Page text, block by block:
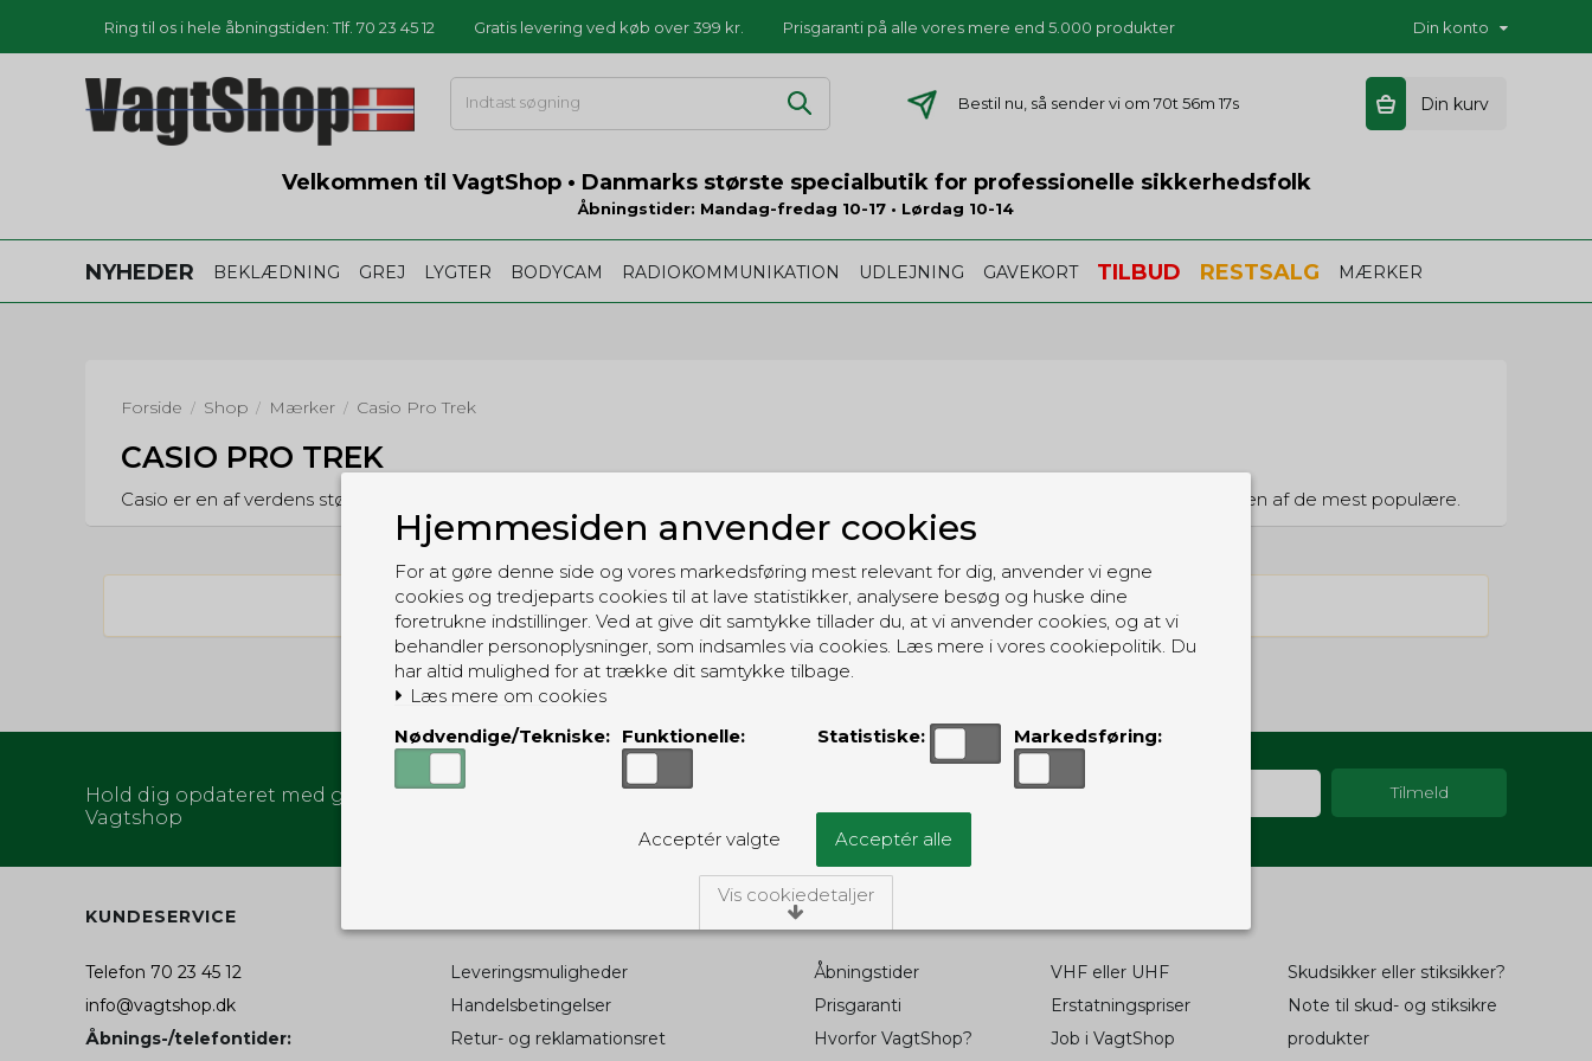
Ring til os i hele åbningstiden: Tlf. 70 23 45 12 Gratis levering ved køb over 399 kr. Prisgaranti på alle vores mere end 5.000 produkter Din konto
Bestil nu, så sender vi om 70t 56m 17s Din kurv
Velkommen til VagtShop • Danmarks største specialbutik for professionelle sikkerhedsfolk
Åbningstider: Mandag-fredag 10-17 • Lørdag 10-14
NYHEDER BEKLÆDNING GREJ LYGTER BODYCAM RADIOKOMMUNIKATION UDLEJNING GAVEKORT TILBUD RESTSALG MÆRKER
Forside / Shop / Mærker / Casio Pro Trek
CASIO PRO TREK
Casio er en af verdens største elektronikproducenter og har gennem mange år produceret armbåndsure, hvor Pro Trek serien er en af de mest populære.
Ingen produkter fundet.
Hold dig opdateret med gode tilbud og nyheder fra
Vagtshop
KUNDESERVICE
Telefon 70 23 45 12
info@vagtshop.dk
Åbnings-/telefontider:
Leveringsmuligheder
Handelsbetingelser
Retur- og reklamationsret
Åbningstider
Prisgaranti
Hvorfor VagtShop?
VHF eller UHF
Erstatningspriser
Job i VagtShop
Skudsikker eller stiksikker?
Note til skud- og stiksikre
produkter
Hjemmesiden anvender cookies
For at gøre denne side og vores markedsføring mest relevant for dig, anvender vi egne
cookies og tredjeparts cookies til at lave statistikker, analysere besøg og huske dine
foretrukne indstillinger. Ved at give dit samtykke tillader du, at vi anvender cookies, og at vi
behandler personoplysninger, som indsamles via cookies. Læs mere i vores cookiepolitik. Du
har altid mulighed for at trække dit samtykke tilbage.
Læs mere om cookies
Nødvendige/Tekniske: Funktionelle: Statistiske: Markedsføring:
Acceptér valgte Acceptér alle
Vis cookiedetaljer
Tekniske cookies er nødvendige for, at langt de fleste hjemmesider fungerer, som de skal.
Som navnet angiver, har de kun teknisk betydning og dermed ikke nogen indvirkning på din